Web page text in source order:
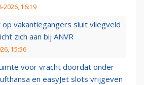
2026, 16:19
op vakantiegangers sluit vliegveld
zich aan bij ANVR
15:56
voor vracht doordat onder
en easyJet slots vrijgeven